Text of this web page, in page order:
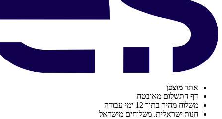
אתר מוצפן
דף התשלום מאובטח
משלוח מהיר בתוך 12 ימי עבודה
חנות ישראלית. משלוחים מישראל